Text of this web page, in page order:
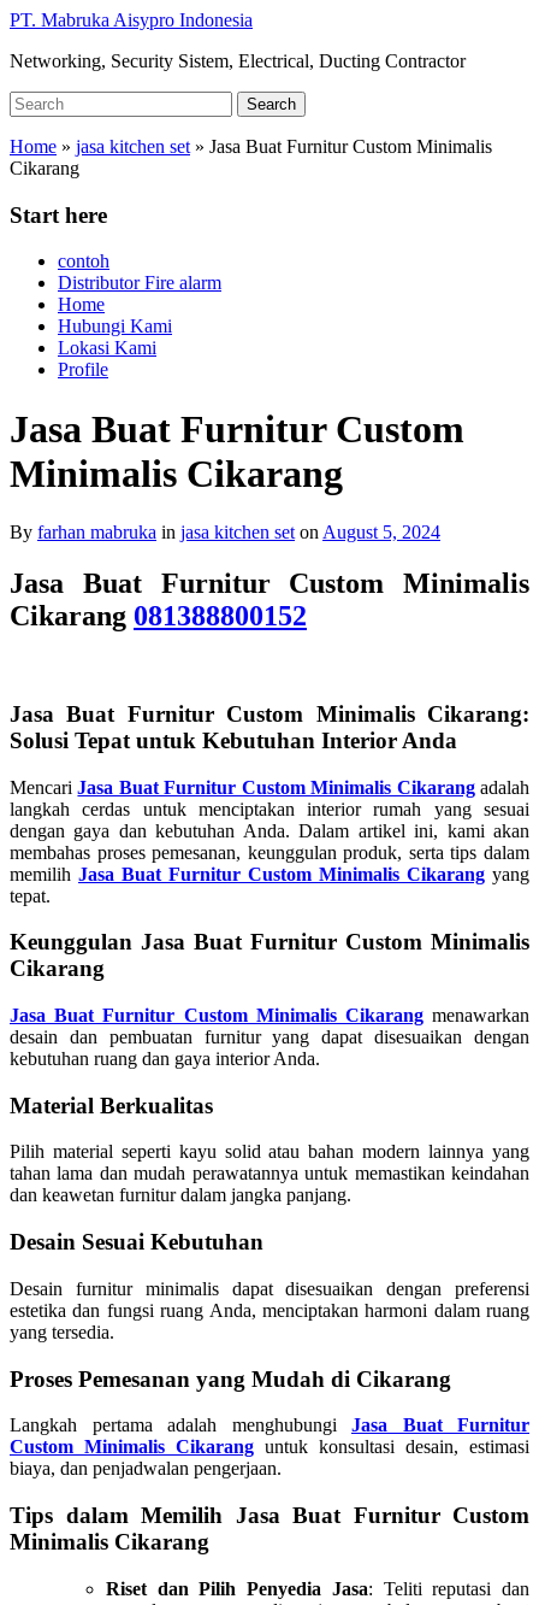
Skip
main
PT. Mabruka Aisypro Indonesia
Networking, Security Sistem, Electrical, Ducting Contractor
Search
for:
Search
Home » jasa kitchen set » Jasa Buat Furnitur Custom Minimalis
Cikarang
Start here
contoh
Distributor Fire alarm
Home
Hubungi Kami
Lokasi Kami
Profile
Jasa Buat Furnitur Custom
Minimalis Cikarang
By farhan mabruka in jasa kitchen set on August 5, 2024
Jasa Buat Furnitur Custom Minimalis
Cikarang 081388800152
Jasa Buat Furnitur Custom Minimalis Cikarang:
Solusi Tepat untuk Kebutuhan Interior Anda
MencariJasa Buat Furnitur Custom Minimalis Cikarangadalah
langkah cerdas untuk menciptakan interior rumah yang sesuai
dengan gaya dan kebutuhan Anda. Dalam artikel ini, kami akan
membahas proses pemesanan, keunggulan produk, serta tips dalam
memilih Jasa Buat Furnitur Custom Minimalis Cikarang yang
tepat.
Keunggulan Jasa Buat Furnitur Custom Minimalis
Cikarang
Jasa Buat Furnitur Custom Minimalis Cikarangmenawarkan
desain dan pembuatan furnitur yang dapat disesuaikan dengan
kebutuhan ruang dan gaya interior Anda.
Material Berkualitas
Pilih material seperti kayu solid atau bahan modern lainnya yang
tahan lama dan mudah perawatannya untuk memastikan keindahan
dan keawetan furnitur dalam jangka panjang.
Desain Sesuai Kebutuhan
Desain furnitur minimalis dapat disesuaikan dengan preferensi
estetika dan fungsi ruang Anda, menciptakan harmoni dalam ruang
yang tersedia.
Proses Pemesanan yang Mudah di Cikarang
Langkah pertama adalah menghubungi Jasa Buat Furnitur
Custom Minimalis Cikarang untuk konsultasi desain, estimasi
biaya, dan penjadwalan pengerjaan.
Tips dalam Memilih Jasa Buat Furnitur Custom
Minimalis Cikarang
Riset dan Pilih Penyedia Jasa: Teliti reputasi dan